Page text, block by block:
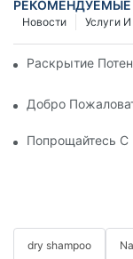
РЕКОМЕНДУЕМЫЕ
Услуги
Новости
Раскрытие
Добро
Попрощайтесь
dry shampoo